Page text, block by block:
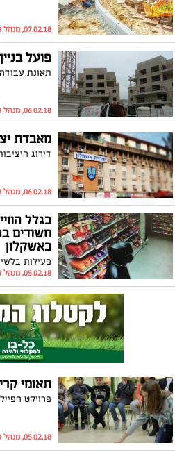
07.02.18, מנהל אתר אשקלונים
פועל
06.02.18, מנהל אתר אשקלונים
מאבדת
06.02.18, מנהל אתר אשקלונים
בגלל
חשודים
באשקלון
05.02.18, מנהל אתר אשקלונים
תאומי
05.02.18, מנהל אתר אשקלונים